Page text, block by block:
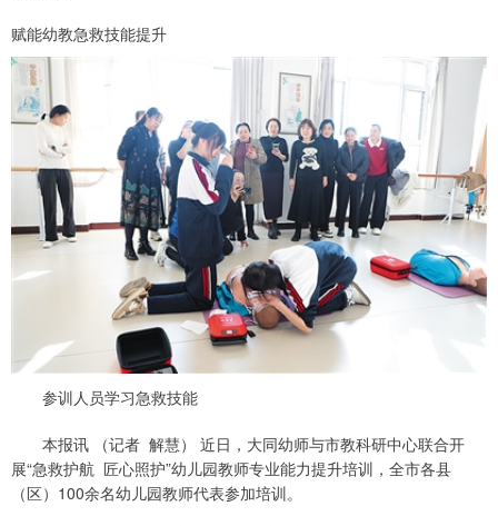
赋能幼教急救技能提升
参训人员学习急救技能
本报讯 （记者 解慧） 近日，大同幼师与市教科研中心联合开
展“急救护航 匠心照护”幼儿园教师专业能力提升培训，全市各县
（区）100余名幼儿园教师代表参加培训。